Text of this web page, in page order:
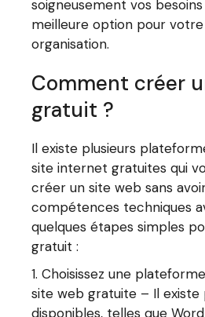
soigneusement vos
meilleure option pour
organisation.
Comment créer
gratuit ?
Il existe plusieurs
site internet gratuites qui
créer un site web sans
compétences techniques
quelques étapes simples
gratuit :
Choisissez une
site web gratuite – Il existe
disponibles, telles que